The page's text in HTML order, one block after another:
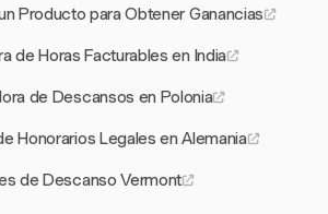
Producto para Obtener Ganancias
de Horas Facturables en India
de Descansos en Polonia
Honorarios Legales en Alemania
de Descanso Vermont